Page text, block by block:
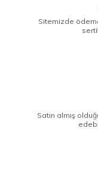
Sitemizde
Satın almış